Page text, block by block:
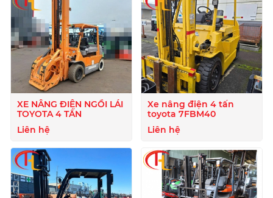
XE NÂNG ĐIỆN NGỒI LÁI
TOYOTA 4 TẤN
Liên hệ
Xe nâng điện 4 tấn
toyota 7FBM40
Liên hệ